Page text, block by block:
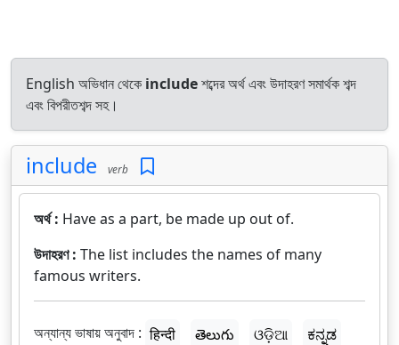
English অভিধান থেকে includeশব্দের অর্থ এবং উদাহরণ সমার্থক শব্দ
এবং বিপরীতশব্দ সহ।
include verb
অর্থ : Have as a part, be made up out of.
উদাহরণ : The list includes the names of many
famous writers.
অন্যান্য ভাষায় অনুবাদ : हिन्दी తెలుగు ଓଡ଼ିଆ
ಕನ್ನಡ